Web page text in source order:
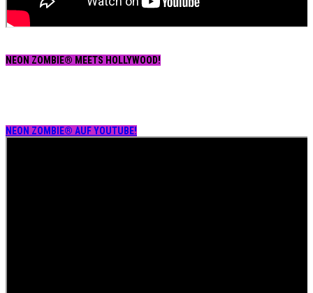
NEON ZOMBIE® MEETS HOLLYWOOD!
NEON ZOMBIE® AUF YOUTUBE!